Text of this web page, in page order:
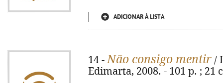
ADICIONAR À LISTA
14 -Não consigo mentir /
Edimarta, 2008. - 101 p. ; 21